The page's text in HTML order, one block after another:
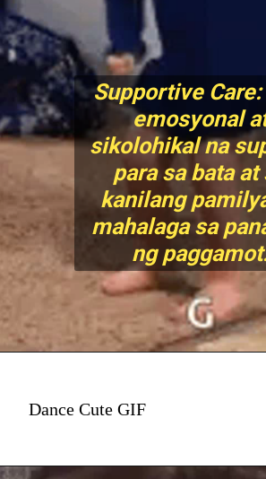
Supportive
emosyonal
sikolohikal na
para sa bata at
kanilang
mahalaga sa
ng
Dance Cute GIF